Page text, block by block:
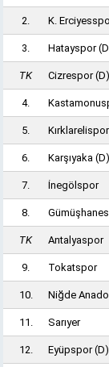
2. K.
3. Hatayspor
TK Cizrespor(D)
4.
5. Kırklarelispor
6. Karşıyaka (D)
7. İnegölspor
8.
TK Antalyaspor
9. Tokatspor
10. Niğde
11. Sarıyer
12. Eyüpspor(D)